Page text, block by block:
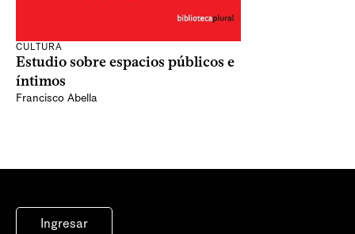
CULTURA
Estudio sobre espacios públicos e
íntimos
Francisco Abella
Ingresar